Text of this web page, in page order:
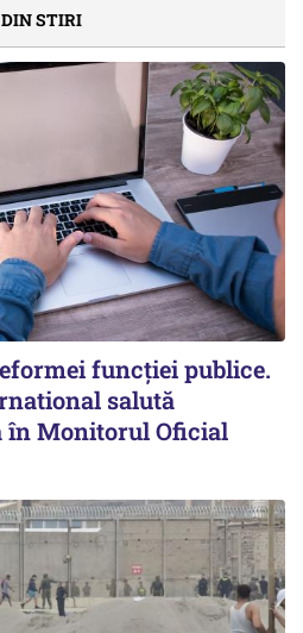
STIRI
funcției publice.
salută
în Monitorul Oficial